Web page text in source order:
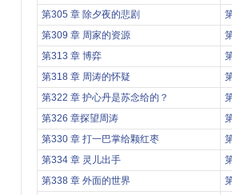
第305 章 除夕夜的悲剧
第309 章 周家的资源
第313 章 博弈
第318 章 周涛的怀疑
第322 章 护心丹是苏念给的？
第326 章探望周涛
第330 章 打一巴掌给颗红枣
第334 章 灵儿出手
第338 章 外面的世界